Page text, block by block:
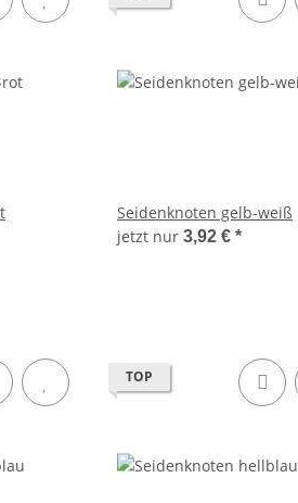
Seidenknoten gelb-weiß
jetzt nur 3,92 € *
TOP